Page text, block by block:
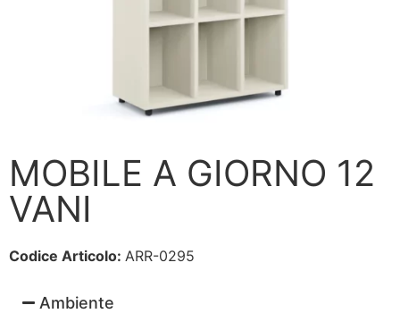
MOBILE A GIORNO 12
VANI
Codice Articolo: ARR-0295
Ambiente